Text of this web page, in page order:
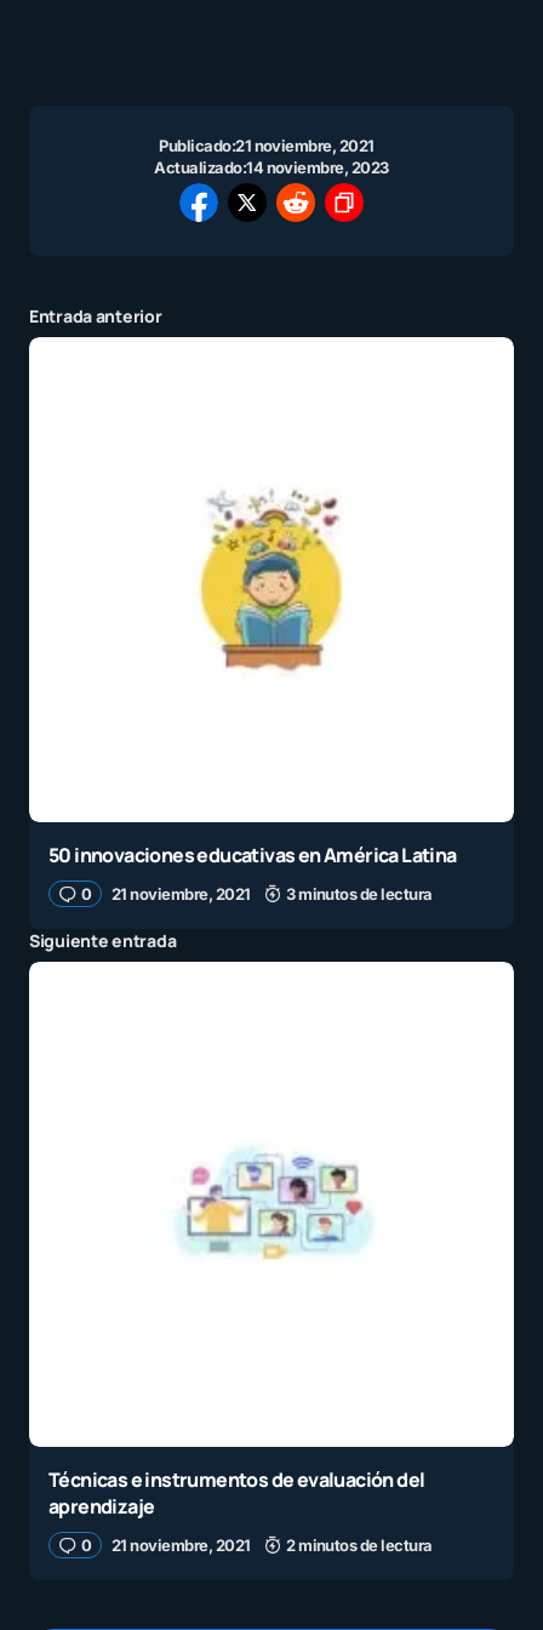
Publicado:21 noviembre, 2021
Actualizado:14 noviembre, 2023
Entrada anterior
50 innovaciones educativas en América Latina
0 21 noviembre, 2021 3 minutos de lectura
Siguiente entrada
Técnicas e instrumentos de evaluación del
aprendizaje
0 21 noviembre, 2021 2 minutos de lectura